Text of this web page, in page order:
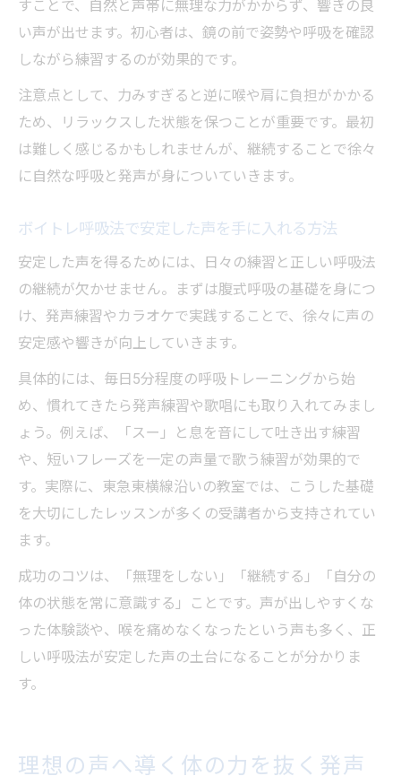
すことで、自然と声帯に無理な力がかからず、響きの良
い声が出せます。初心者は、鏡の前で姿勢や呼吸を確認
しながら練習するのが効果的です。
注意点として、力みすぎると逆に喉や肩に負担がかかる
ため、リラックスした状態を保つことが重要です。最初
は難しく感じるかもしれませんが、継続することで徐々
に自然な呼吸と発声が身についていきます。
ボイトレ呼吸法で安定した声を手に入れる方法
安定した声を得るためには、日々の練習と正しい呼吸法
の継続が欠かせません。まずは腹式呼吸の基礎を身につ
け、発声練習やカラオケで実践することで、徐々に声の
安定感や響きが向上していきます。
具体的には、毎日5分程度の呼吸トレーニングから始
め、慣れてきたら発声練習や歌唱にも取り入れてみまし
ょう。例えば、「スー」と息を音にして吐き出す練習
や、短いフレーズを一定の声量で歌う練習が効果的で
す。実際に、東急東横線沿いの教室では、こうした基礎
を大切にしたレッスンが多くの受講者から支持されてい
ます。
成功のコツは、「無理をしない」「継続する」「自分の
体の状態を常に意識する」ことです。声が出しやすくな
った体験談や、喉を痛めなくなったという声も多く、正
しい呼吸法が安定した声の土台になることが分かりま
す。
理想の声へ導く体の力を抜く発声